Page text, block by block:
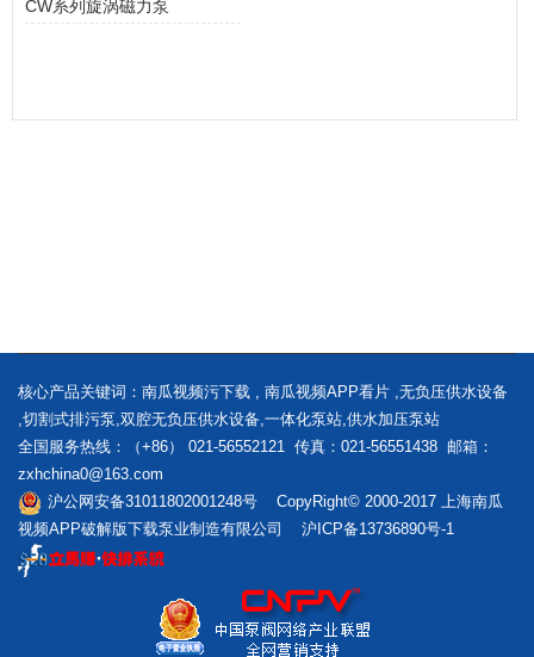
CW系列旋涡磁力泵
核心产品关键词： 南瓜视频污下载 , 南瓜视频APP看片 ,无负压供水设备
,切割式排污泵,双腔无负压供水设备,一体化泵站,供水加压泵站
全国服务热线：（+86） 021-56552121 传真：021-56551438 邮箱：
zxhchina0@163.com
沪公网安备31011802001248号 CopyRight© 2000-2017 上海南瓜
视频APP破解版下载泵业制造有限公司 沪ICP备13736890号-1